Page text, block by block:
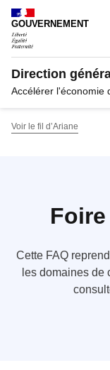
Panneau de gestion
GOUVERNEMENT
Direction
Accélérer l'économie
Voir le fil d’Ariane
Cette FAQ
les domaines de